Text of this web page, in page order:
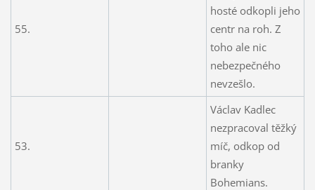
55.
hosté odkopli jeho
centr na roh. Z
toho ale nic
nebezpečného
nevzešlo.
53.
Václav Kadlec
nezpracoval těžký
míč, odkop od
branky
Bohemians.